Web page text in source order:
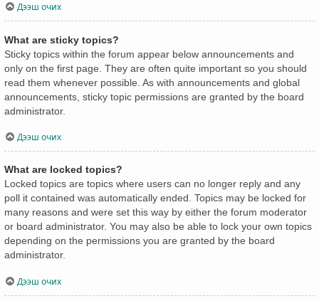
Дээш очих
What are sticky topics?
Sticky topics within the forum appear below announcements and
only on the first page. They are often quite important so you should
read them whenever possible. As with announcements and global
announcements, sticky topic permissions are granted by the board
administrator.
Дээш очих
What are locked topics?
Locked topics are topics where users can no longer reply and any
poll it contained was automatically ended. Topics may be locked for
many reasons and were set this way by either the forum moderator
or board administrator. You may also be able to lock your own topics
depending on the permissions you are granted by the board
administrator.
Дээш очих